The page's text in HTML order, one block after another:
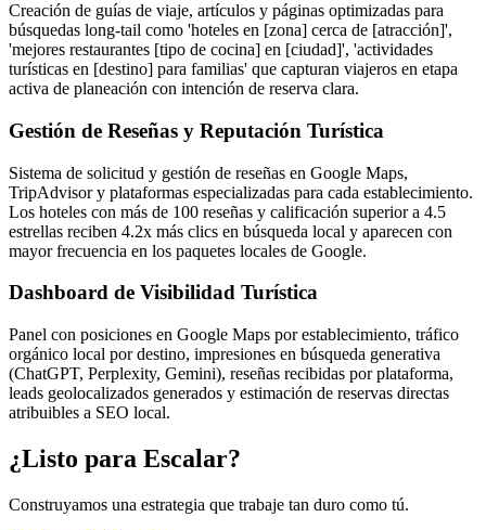
Creación de guías de viaje, artículos y páginas optimizadas para
búsquedas long-tail como 'hoteles en [zona] cerca de [atracción]',
'mejores restaurantes [tipo de cocina] en [ciudad]', 'actividades
turísticas en [destino] para familias' que capturan viajeros en etapa
activa de planeación con intención de reserva clara.
Gestión de Reseñas y Reputación Turística
Sistema de solicitud y gestión de reseñas en Google Maps,
TripAdvisor y plataformas especializadas para cada establecimiento.
Los hoteles con más de 100 reseñas y calificación superior a 4.5
estrellas reciben 4.2x más clics en búsqueda local y aparecen con
mayor frecuencia en los paquetes locales de Google.
Dashboard de Visibilidad Turística
Panel con posiciones en Google Maps por establecimiento, tráfico
orgánico local por destino, impresiones en búsqueda generativa
(ChatGPT, Perplexity, Gemini), reseñas recibidas por plataforma,
leads geolocalizados generados y estimación de reservas directas
atribuibles a SEO local.
¿Listo para Escalar?
Construyamos una estrategia que trabaje tan duro como tú.